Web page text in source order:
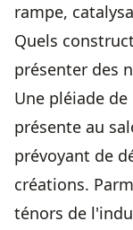
rampe,
Quels
présenter des
Une pléiade
présente au
prévoyant de
créations.
ténors de